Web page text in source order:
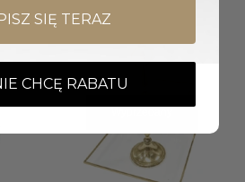
SIĘ TERAZ
CHCĘ RABATU